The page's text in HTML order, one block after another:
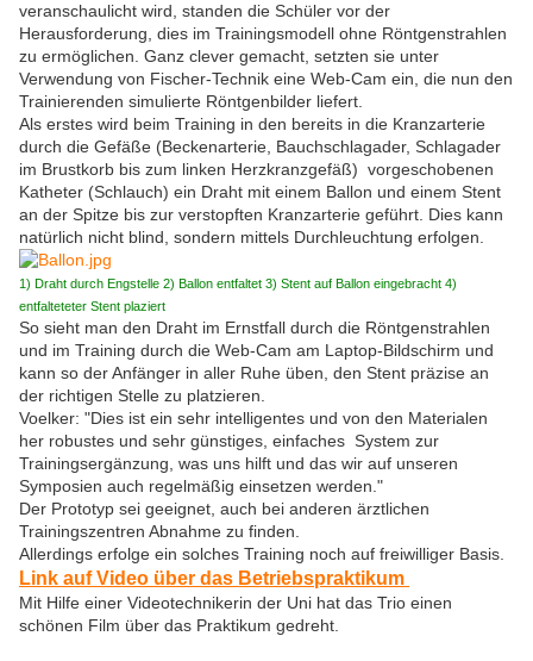
veranschaulicht wird, standen die Schüler vor der
Herausforderung, dies im Trainingsmodell ohne Röntgenstrahlen
zu ermöglichen. Ganz clever gemacht, setzten sie unter
Verwendung von Fischer-Technik eine Web-Cam ein, die nun den
Trainierenden simulierte Röntgenbilder liefert.
Als erstes wird beim Training in den bereits in die Kranzarterie
durch die Gefäße (Beckenarterie, Bauchschlagader, Schlagader
im Brustkorb bis zum linken Herzkranzgefäß) vorgeschobenen
Katheter (Schlauch) ein Draht mit einem Ballon und einem Stent
an der Spitze bis zur verstopften Kranzarterie geführt. Dies kann
natürlich nicht blind, sondern mittels Durchleuchtung erfolgen.
1) Draht durch Engstelle 2) Ballon entfaltet 3) Stent auf Ballon eingebracht 4)
entfalteteter Stent plaziert
So sieht man den Draht im Ernstfall durch die Röntgenstrahlen
und im Training durch die Web-Cam am Laptop-Bildschirm und
kann so der Anfänger in aller Ruhe üben, den Stent präzise an
der richtigen Stelle zu platzieren.
Voelker: "Dies ist ein sehr intelligentes und von den Materialen
her robustes und sehr günstiges, einfaches System zur
Trainingsergänzung, was uns hilft und das wir auf unseren
Symposien auch regelmäßig einsetzen werden."
Der Prototyp sei geeignet, auch bei anderen ärztlichen
Trainingszentren Abnahme zu finden.
Allerdings erfolge ein solches Training noch auf freiwilliger Basis.
Link auf Video über das Betriebspraktikum
Mit Hilfe einer Videotechnikerin der Uni hat das Trio einen
schönen Film über das Praktikum gedreht.